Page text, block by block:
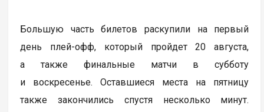
Большую часть билетов раскупили на первый
день плей-офф, который пройдет 20 августа,
а также финальные матчи в субботу
и воскресенье. Оставшиеся места на пятницу
также закончились спустя несколько минут.